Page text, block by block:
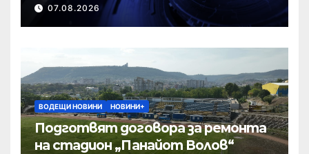
07.08.2026
ВОДЕЩИ НОВИНИ НОВИНИ+
Подготвят договора за ремонта
на стадион „Панайот Волов“